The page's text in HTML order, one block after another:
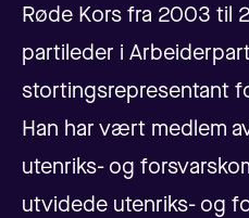
Røde Kors fra 2003 til
partileder i
stortingsrepresentant
Han har vært medlem
utenriks- og
utvidede utenriks- og